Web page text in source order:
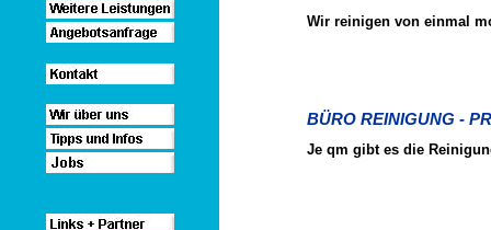
Wir reinigen von einmal
BÜRO REINIGUNG -
Je qm gibt es die